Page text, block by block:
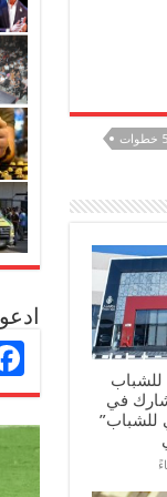
للشباب
في
للشباب”